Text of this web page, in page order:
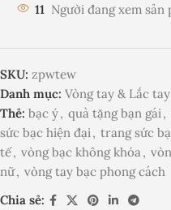
11 Người đang xem sản
SKU: zpwtew
Danh mục: Vòng tay & Lắc tay
Thẻ: bạc ý, quà tặng bạn gái,
sức bạc hiện đại, trang sức
tế, vòng bạc không khóa,
nữ, vòng tay bạc phong cách
Chia sẻ: